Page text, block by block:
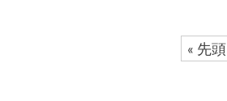
« 先頭